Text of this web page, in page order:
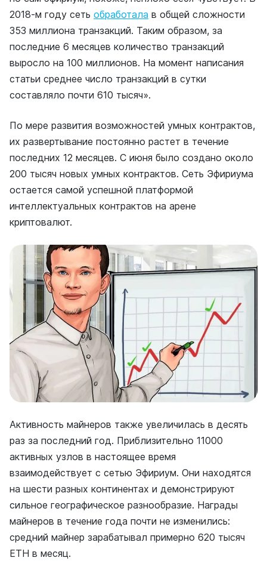
2018-м году сеть обработала в общей сложности
353 миллиона транзакций. Таким образом, за
последние 6 месяцев количество транзакций
выросло на 100 миллионов. На момент написания
статьи среднее число транзакций в сутки
составляло почти 610 тысяч».
По мере развития возможностей умных контрактов,
их развертывание постоянно растет в течение
последних 12 месяцев. С июня было создано около
200 тысяч новых умных контрактов. Сеть Эфириума
остается самой успешной платформой
интеллектуальных контрактов на арене
криптовалют.
Активность майнеров также увеличилась в десять
раз за последний год. Приблизительно 11000
активных узлов в настоящее время
взаимодействует с сетью Эфириум. Они находятся
на шести разных континентах и демонстрируют
сильное географическое разнообразие. Награды
майнеров в течение года почти не изменились:
средний майнер зарабатывал примерно 620 тысяч
ETH в месяц.